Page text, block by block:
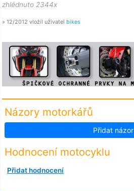
zhlédnuto 2344x
» 12/2012 vložil uživatel bikes
Názory motorkářů
Přidat názor
Hodnocení motocyklu
Přidat hodnocení